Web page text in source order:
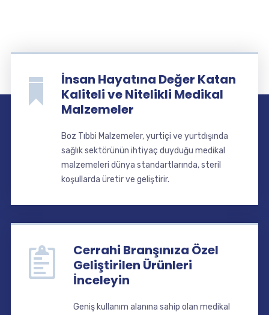
İnsan Hayatına Değer Katan
Kaliteli ve Nitelikli Medikal
Malzemeler
Boz Tıbbi Malzemeler, yurtiçi ve yurtdışında
sağlık sektörünün ihtiyaç duyduğu medikal
malzemeleri dünya standartlarında, steril
koşullarda üretir ve geliştirir.
Cerrahi Branşınıza Özel
Geliştirilen Ürünleri
İnceleyin
Geniş kullanım alanına sahip olan medikal